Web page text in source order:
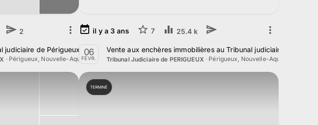
2
judiciaire de Périgueux le 6 Février 2023
· Périgueux, Nouvelle-Aquitaine
il y a 3 ans 7 25.4 k
06
FÉVR.
Vente aux enchères immobilières au Tribunal judiciaire de
Tribunal Judiciaire de PERIGUEUX · Périgueux, Nouvelle-Aquitaine
TERMINÉ